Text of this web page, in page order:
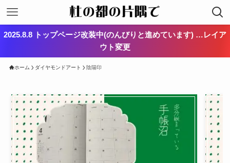
2025.8.8 トップページ改装中(のんびりと進めています) …レイア
ウト変更
ホーム ダイヤモンドアート 陰陽印